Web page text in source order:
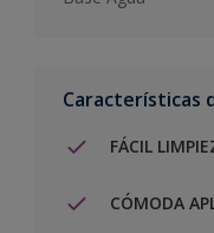
Características
FÁCIL
CÓMODA